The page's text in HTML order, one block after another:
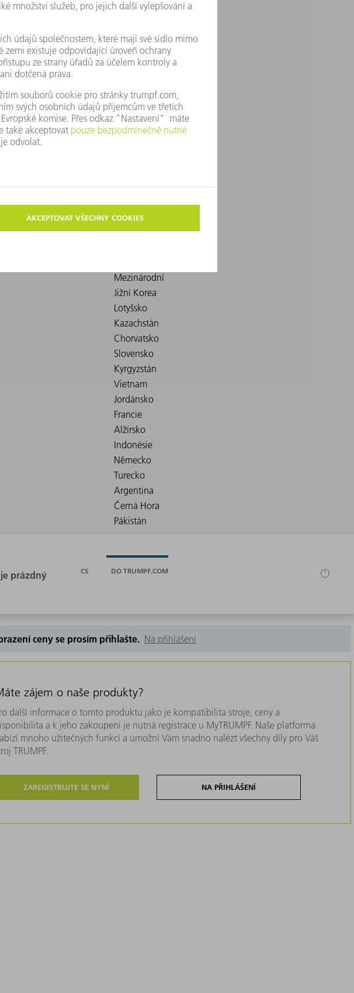
CS DO TRUMPF.COM
ceny se prosím přihlašte. Na přihlášení
zájem o naše produkty?
další informace o tomto produktu jako je kompatibilita stroje, ceny a
a k jeho zakoupení je nutná registrace u MyTRUMPF. Naše platforma
mnoho užitečných funkcí a umožní Vám snadno nalézt všechny díly pro Váš
TRUMPF.
ZAREGISTRUJTE SE NYNÍ NA PŘIHLÁŠENÍ